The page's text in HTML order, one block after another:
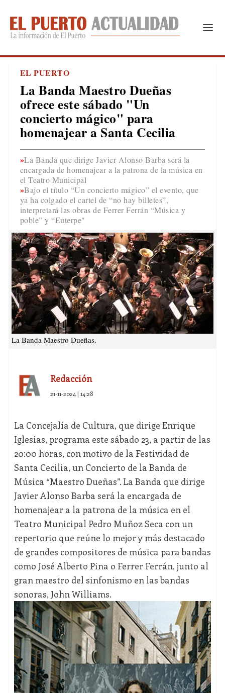
EL PUERTO
La Banda Maestro Dueñas
ofrece este sábado "Un
concierto mágico" para
homenajear a Santa Cecilia
La Banda que dirige Javier Alonso Barba será la
encargada de homenajear a la patrona de la música en
el Teatro Municipal
Bajo el título “Un concierto mágico” el evento, que
ya ha colgado el cartel de “no hay billetes”,
interpretará las obras de Ferrer Ferrán “Música y
poble” y “Euterpe"
La Banda Maestro Dueñas.
Redacción
21-11-2024 | 14:28
La Concejalía de Cultura, que dirige Enrique
Iglesias, programa este sábado 23, a partir de las
20:00 horas, con motivo de la Festividad de
Santa Cecilia, un Concierto de la Banda de
Música “Maestro Dueñas”. La Banda que dirige
Javier Alonso Barba será la encargada de
homenajear a la patrona de la música en el
Teatro Municipal Pedro Muñoz Seca con un
repertorio que reúne lo mejor y más destacado
de grandes compositores de música para bandas
como José Alberto Pina o Ferrer Ferrán, junto al
gran maestro del sinfonismo en las bandas
sonoras, John Williams.